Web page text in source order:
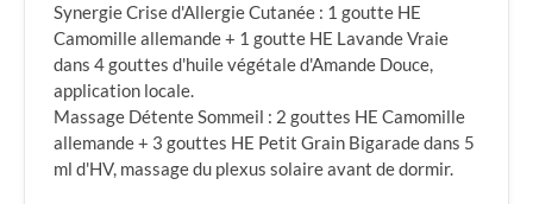
Synergie Crise d'Allergie Cutanée : 1 goutte HE
Camomille allemande + 1 goutte HE Lavande Vraie
dans 4 gouttes d'huile végétale d'Amande Douce,
application locale.
Massage Détente Sommeil : 2 gouttes HE Camomille
allemande + 3 gouttes HE Petit Grain Bigarade dans 5
ml d'HV, massage du plexus solaire avant de dormir.